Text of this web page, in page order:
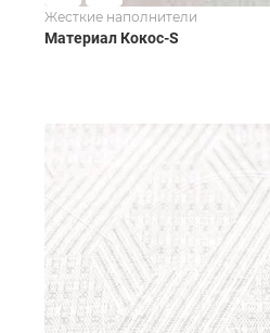
Жесткие наполнители
Материал Кокос-S